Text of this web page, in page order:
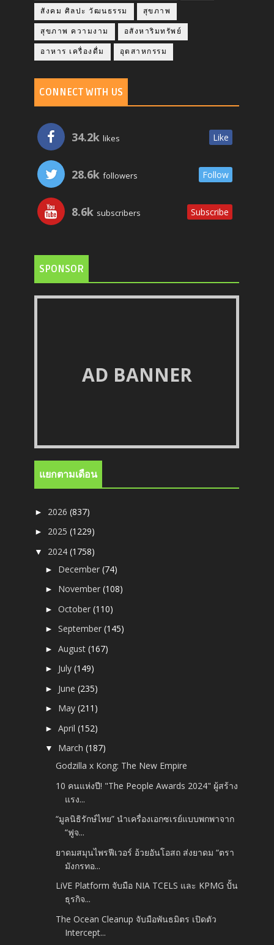
สังคม ศิลปะ วัฒนธรรม สุขภาพ
สุขภาพ ความงาม อสังหาริมทรัพย์
อาหาร เครื่องดื่ม อุตสาหกรรม
CONNECT WITH US
34.2k likes Like
28.6k followers Follow
8.6k subscribers Subscribe
SPONSOR
AD BANNER
แยกตามเดือน
► 2026(837)
► 2025(1229)
▼ 2024(1758)
► December(74)
► November(108)
►October(110)
►September(145)
►August(167)
► July(149)
► June(235)
► May(211)
►April(152)
▼ March(187)
Godzilla x Kong: The New Empire
10 คนแห่งปี! "The People Awards 2024" ผู้สร้าง
แรง...
“มูลนิธิรักษ์ไทย” นำเครื่องเอกซเรย์แบบพกพาจาก
“ฟูจ...
ยาดมสมุนไพรฟีเวอร์ อ้วยอันโอสถ ส่งยาดม “ตรา
มังกรทอ...
LiVE Platform จับมือ NIA TCELS และ KPMG ปั้น
ธุรกิจ...
The Ocean Cleanup จับมือพันธมิตร เปิดตัว
Intercept...